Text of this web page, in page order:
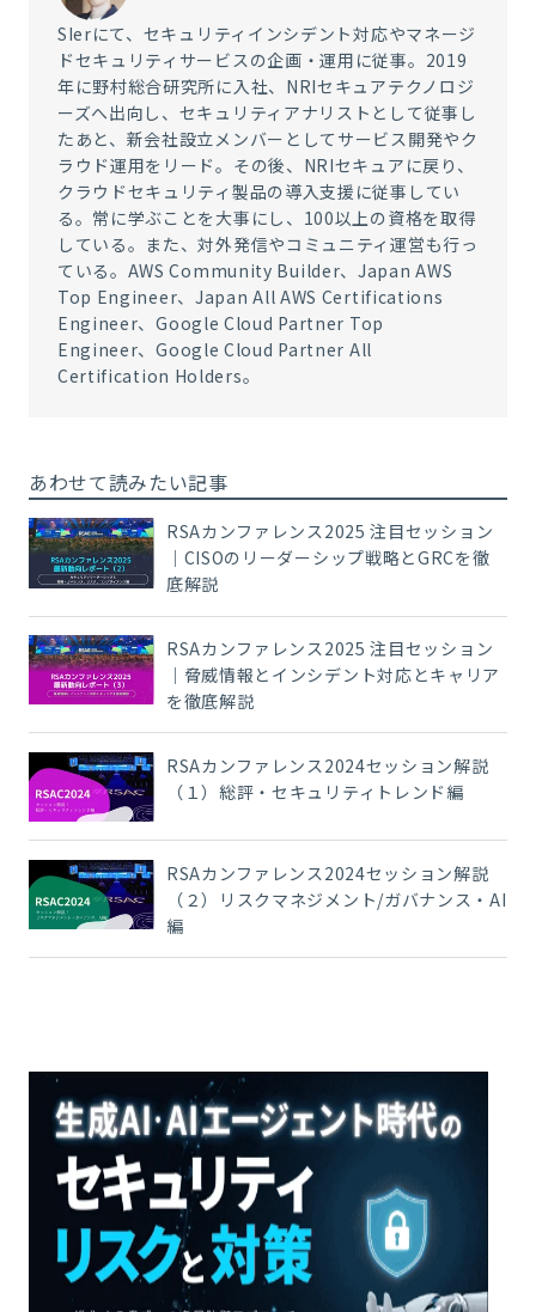
SIerにて、セキュリティインシデント対応やマネージ
ドセキュリティサービスの企画・運用に従事。2019
年に野村総合研究所に入社、NRIセキュアテクノロジ
ーズへ出向し、セキュリティアナリストとして従事し
たあと、新会社設立メンバーとしてサービス開発やク
ラウド運用をリード。その後、NRIセキュアに戻り、
クラウドセキュリティ製品の導入支援に従事してい
る。常に学ぶことを大事にし、100以上の資格を取得
している。また、対外発信やコミュニティ運営も行っ
ている。AWS Community Builder、Japan AWS
Top Engineer、Japan All AWS Certifications
Engineer、Google Cloud Partner Top
Engineer、Google Cloud Partner All
Certification Holders。
あわせて読みたい記事
RSAカンファレンス2025 注目セッション
｜CISOのリーダーシップ戦略とGRCを徹
底解説
RSAカンファレンス2025 注目セッション
｜脅威情報とインシデント対応とキャリア
を徹底解説
RSAカンファレンス2024セッション解説
（１）総評・セキュリティトレンド編
RSAカンファレンス2024セッション解説
（２）リスクマネジメント/ガバナンス・AI
編